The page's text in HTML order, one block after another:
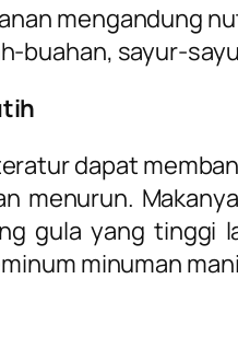
mengandung
buahan, sayur-
dapat
menurun.
gula yang tinggi
minuman